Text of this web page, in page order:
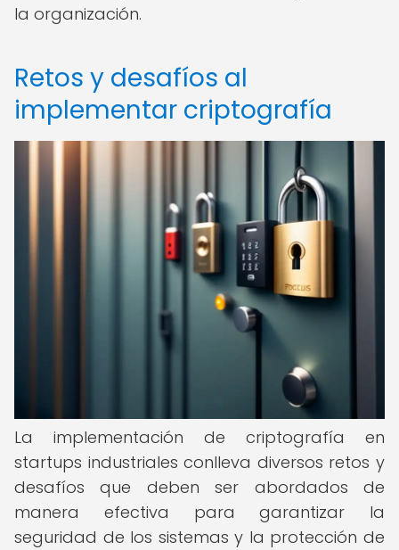
la organización.
Retos y desafíos al
implementar criptografía
La implementación de criptografía en
startups industriales conlleva diversos retos y
desafíos que deben ser abordados de
manera efectiva para garantizar la
seguridad de los sistemas y la protección de